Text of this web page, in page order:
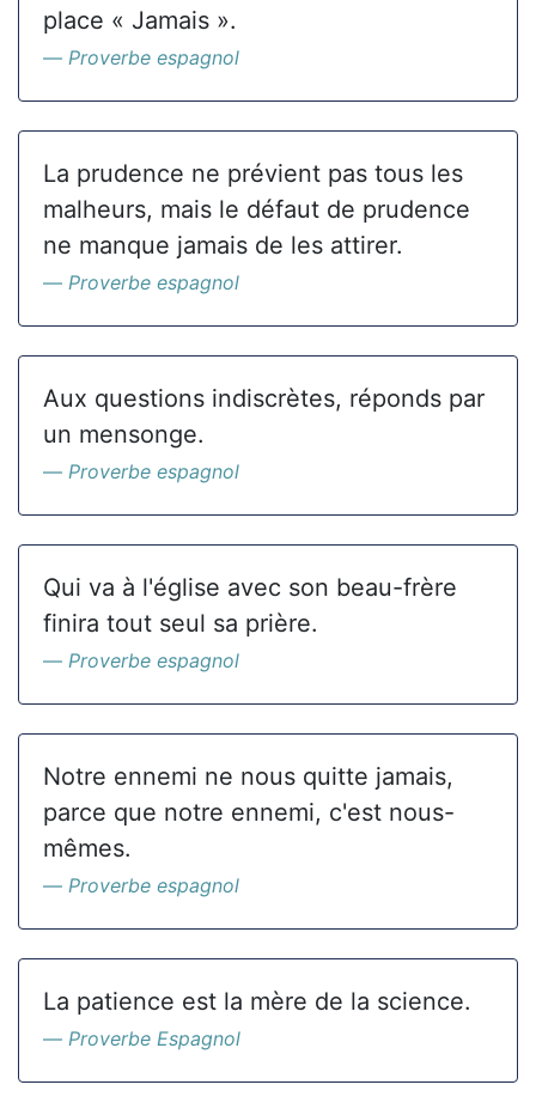
place « Jamais ».
Proverbe espagnol
La prudence ne prévient pas tous les
malheurs, mais le défaut de prudence
ne manque jamais de les attirer.
Proverbe espagnol
Aux questions indiscrètes, réponds par
un mensonge.
Proverbe espagnol
Qui va à l'église avec son beau-frère
finira tout seul sa prière.
Proverbe espagnol
Notre ennemi ne nous quitte jamais,
parce que notre ennemi, c'est nous-
mêmes.
Proverbe espagnol
La patience est la mère de la science.
Proverbe Espagnol